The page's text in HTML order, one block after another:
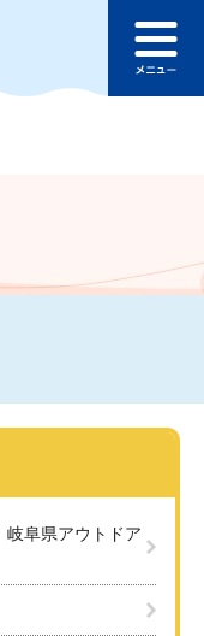
ュ
岐阜県アウトドア